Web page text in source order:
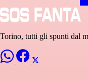
Torino, tutti gli spunti dal